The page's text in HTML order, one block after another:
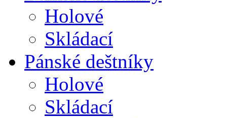
Holové
Skládací
Pánské deštníky
Holové
Skládací